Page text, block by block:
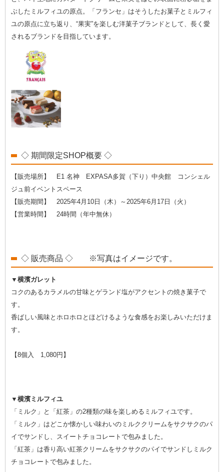
ぶしたミルフィユの原点。「フランセ」はそうしたお菓子とミルフィ
ユの原点に立ち返り、“果実”を楽しむ洋菓子ブランドとして、長く愛
されるブランドを目指しています。
◇ 期間限定SHOP概要 ◇
【販売場所】 E1 名神 EXPASA多賀（下り）中央館 コンシェル
ジュ前イベントスペース
【販売期間】 2025年4月10日（木）～2025年6月17日（火）
【営業時間】 24時間（年中無休）
◇ 販売商品 ◇ ※写真はイメージです。
▼横濱ガレット
コクのあるカラメルの甘味とゲランド塩がアクセントの焼き菓子で
す。
香ばしい風味とホロホロとほどけるような食感をお楽しみいただけま
す。
【8個入 1,080円】
▼横濱ミルフィユ
「ミルク」と「紅茶」の2種類の味を楽しめるミルフィユです。
「ミルク」はどこか懐かしい味わいのミルククリームをサクサクのパ
イでサンドし、スイートチョコレートで包みました。
「紅茶」は香り高い紅茶クリームをサクサクのパイでサンドしミルク
チョコレートで包みました。